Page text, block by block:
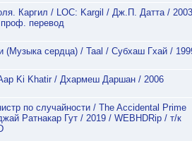
Каргил / LOC: Kargil / Дж.П. Датта /
перевод
(Музыка сердца) / Taal / Субхаш Гхай /
Ki Khatir / Дхармеш Даршан / 2006
по случайности / The Accidental Prime
Ратнакар Гут / 2019 / WEBHDRip / т/к